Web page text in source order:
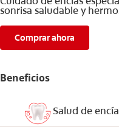
sonrisa saludable y
Comprar ahora
Beneficios
Salud de